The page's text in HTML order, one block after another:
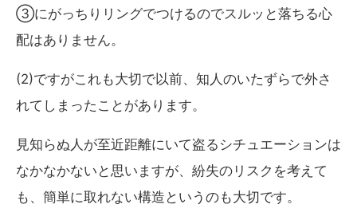
③にがっちりリングでつけるのでスルッと落ちる心
配はありません。
(2)ですがこれも大切で以前、知人のいたずらで外さ
れてしまったことがあります。
見知らぬ人が至近距離にいて盗るシチュエーションは
なかなかないと思いますが、紛失のリスクを考えて
も、簡単に取れない構造というのも大切です。